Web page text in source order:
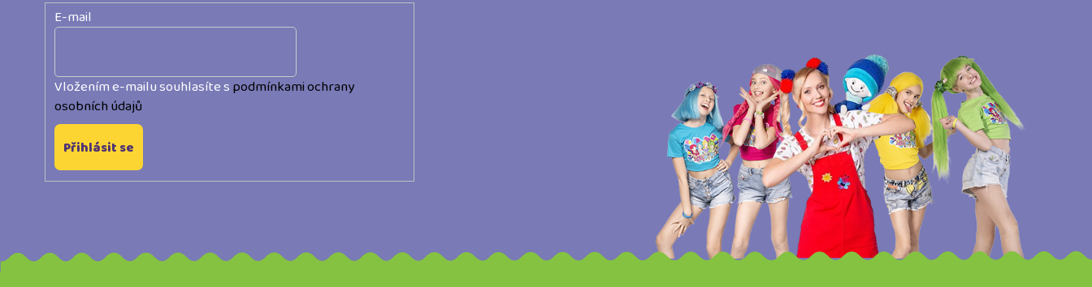
E-mail
Vložením e-mailu souhlasíte s podmínkami ochrany
osobních údajů
Přihlásit se